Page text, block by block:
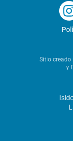
Sitio creado
y